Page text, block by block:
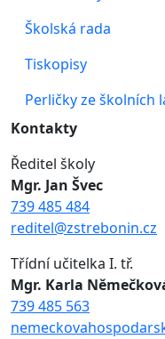
Školská rada
Tiskopisy
Perličky ze školních
Kontakty
Ředitel školy
Mgr. Jan Švec
739 485 484
reditel@zstrebonin.cz
Třídní učitelka I. tř.
Mgr. Karla
739 485 563